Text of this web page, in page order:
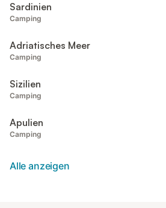
Sardinien
Camping
Adriatisches Meer
Camping
Sizilien
Camping
Apulien
Camping
Alle anzeigen